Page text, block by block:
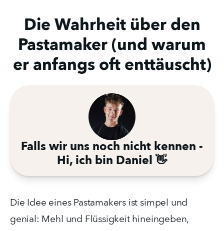
Die Wahrheit über den
Pastamaker (und warum
er anfangs oft enttäuscht)
Falls wir uns noch nicht kennen -
Hi, ich bin Daniel 👋
Die Idee eines Pastamakers ist simpel und
genial: Mehl und Flüssigkeit hineingeben,